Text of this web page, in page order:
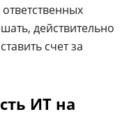
действительно
счет за
ИТ на